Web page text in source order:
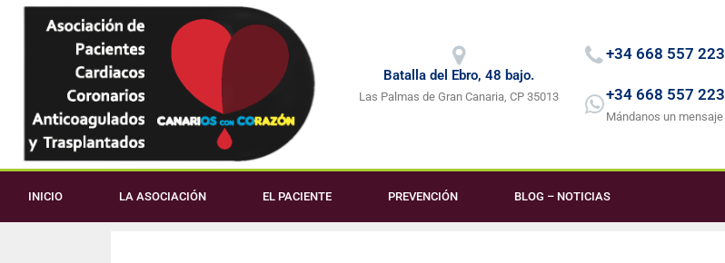
Batalla del Ebro, 48 bajo.
Las Palmas de Gran Canaria, CP 35013
+34 668 557 223
+34 668 557 223
Mándanos un mensaje
INICIO LA ASOCIACIÓN EL PACIENTE PREVENCIÓN BLOG – NOTICIAS